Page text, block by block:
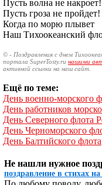
Пусть волна не накроет!
Пусть гроза не пройдет!
Когда по морю плывет
Наш Тихоокеанский
© - Поздравления с днем
портала SuperTosty.ru нашими
активной ссылки на наш сайт.
Ещё по теме:
День военно-морского
День работников
День Северного флота
День Черноморского
День Балтийского флота
Не нашли нужное
поздравление в стихах на